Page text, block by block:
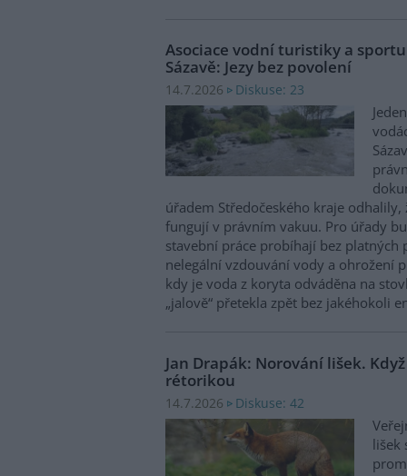
Asociace vodní turistiky a
Sázavě: Jezy bez povolení
14.7.2026 Diskuse: 23
úřadem Středočeského kraje odhalily,
fungují v právním vakuu. Pro úřady
stavební práce probíhají bez platných
nelegální vzdouvání vody a ohrožení
kdy je voda z koryta odváděna na
„jalově“ přetekla zpět bez jakéhokoli
Jan Drapák: Norování lišek.
rétorikou
14.7.2026 Diskuse: 42
lišek